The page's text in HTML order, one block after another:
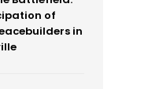
of
in